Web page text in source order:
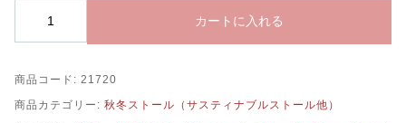
製
ラ
カートに入れる
商品コード: 21720
商品カテゴリー: 秋冬ストール（サスティナブルストール他）